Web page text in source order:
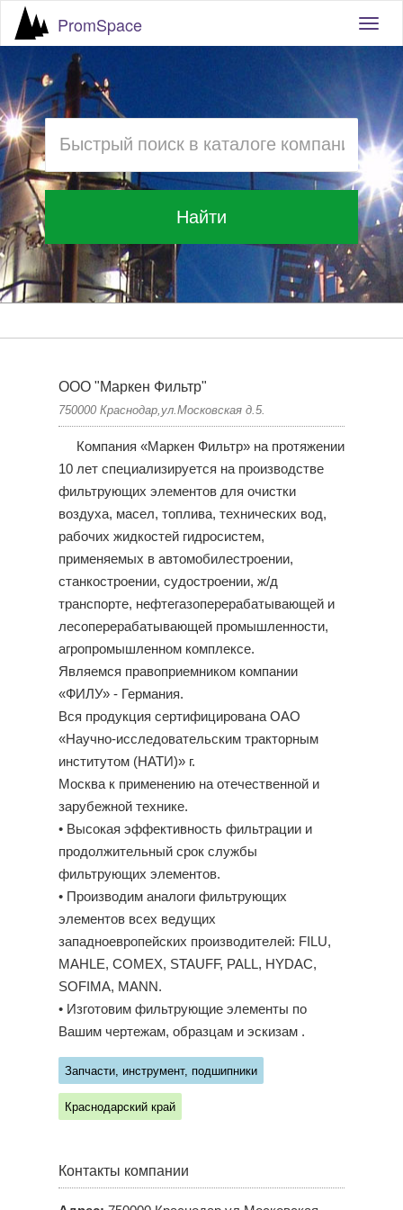
PromSpace
Найти
ООО "Маркен Фильтр"
750000 Краснодар,ул.Московская д.5.
Компания «Маркен Фильтр» на протяжении
10 лет специализируется на производстве
фильтрующих элементов для очистки
воздуха, масел, топлива, технических вод,
рабочих жидкостей гидросистем,
применяемых в автомобилестроении,
станкостроении, судостроении, ж/д
транспорте, нефтегазоперерабатывающей и
лесоперерабатывающей промышленности,
агропромышленном комплексе.
Являемся правоприемником компании
«ФИЛУ» - Германия.
Вся продукция сертифицирована ОАО
«Научно-исследовательским тракторным
институтом (НАТИ)» г.
Москва к применению на отечественной и
зарубежной технике.
• Высокая эффективность фильтрации и
продолжительный срок службы
фильтрующих элементов.
• Производим аналоги фильтрующих
элементов всех ведущих
западноевропейских производителей: FILU,
MAHLE, COMEX, STAUFF, PALL, HYDAC,
SOFIMA, MANN.
• Изготовим фильтрующие элементы по
Вашим чертежам, образцам и эскизам .
Запчасти, инструмент, подшипники
Краснодарский край
Контакты компании